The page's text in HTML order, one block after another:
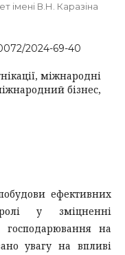
імені В.Н. Каразіна
2024-69-40
міжнародні
бізнес,
ефективних
у зміцненні
господарювання на
увагу на впливі